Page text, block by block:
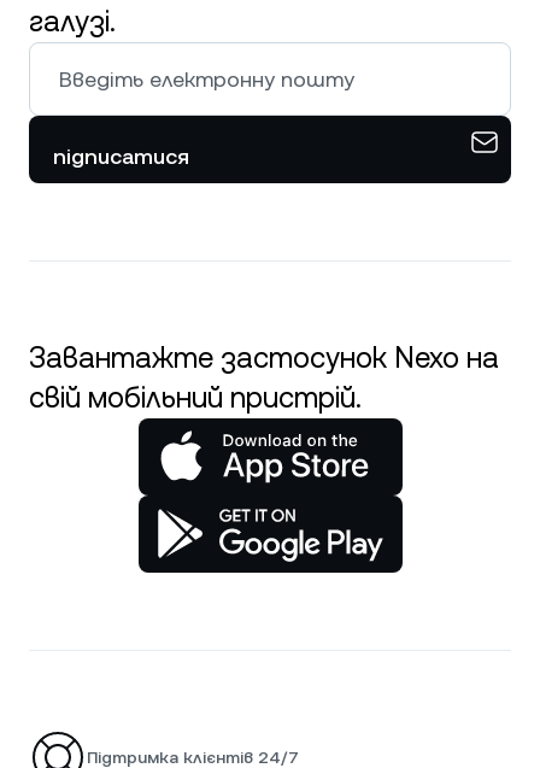
галузі.
підписатися
Завантажте застосунок Nexo на
свій мобільний пристрій.
Підтримка клієнтів 24/7